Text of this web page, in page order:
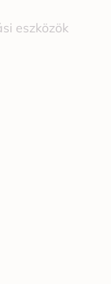
eszközök